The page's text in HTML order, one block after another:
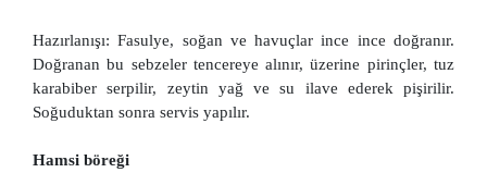
Hazırlanışı: Fasulye, soğan ve havuçlar ince ince doğranır.
Doğranan bu sebzeler tencereye alınır, üzerine pirinçler, tuz
karabiber serpilir, zeytin yağ ve su ilave ederek pişirilir.
Soğuduktan sonra servis yapılır.
Hamsi böreği